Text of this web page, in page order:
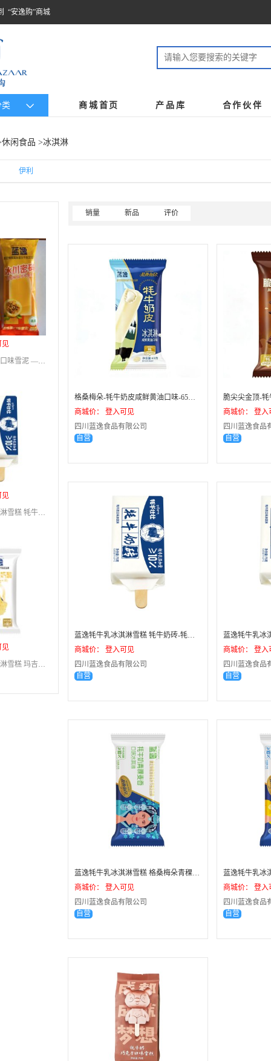
“安逸购”商城
商城首页 产品库 合作伙伴
休闲食品 >冰淇淋
伊利
见
冰川密码百香果口味雪泥 —百香果口味/82克/40支/箱
见
蓝逸牦牛乳冰淇淋雪糕 牦牛奶砖-牦牛奶口味/75克/40支/箱
见
蓝逸牦牛乳冰淇淋雪糕 玛吉奶酪-0蔗糖酸乳酪口味/72克/24支/箱
销量 新品 评价
格桑梅朵-牦牛奶皮咸鲜黄油口味-65克*30支
商城价： 登入可见
四川蓝逸食品有限公司
自营
商城价： 登入
四川蓝逸食品
自营
蓝逸牦牛乳冰淇淋雪糕 牦牛奶砖-牦牛奶口味/75克/40支/箱
商城价： 登入可见
四川蓝逸食品有限公司
自营
商城价： 登入
四川蓝逸食品
自营
蓝逸牦牛乳冰淇淋雪糕 格桑梅朵青稞麦香口味/75克/30支/箱
商城价： 登入可见
四川蓝逸食品有限公司
自营
商城价： 登入
四川蓝逸食品
自营